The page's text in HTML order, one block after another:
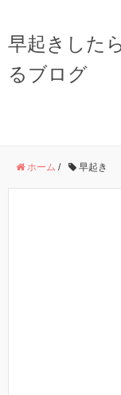
早起きした
るブログ
ホーム / 早起き